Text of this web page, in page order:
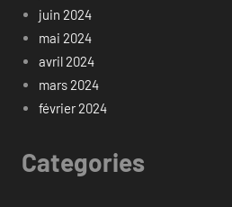
juin 2024
mai 2024
avril 2024
mars 2024
février 2024
Categories